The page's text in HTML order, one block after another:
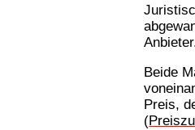
Beide
Preis,
(